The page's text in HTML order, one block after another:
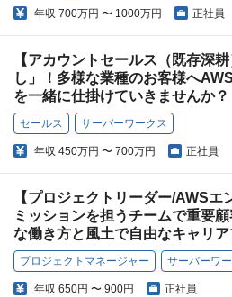
年収 700万円 〜 1000万円 正社員
【アカウントセールス（既存深
し」！多様な業種のお客様へ
を一緒に仕掛けていきませんか？
セールス サーバーワークス
年収 450万円 〜 700万円 正社員
【プロジェクトリーダー/AWS
ミッションを担うチームで重要
な働き方と風土で自由なキャリ
プロジェクトマネージャー サーバーワ
年収 650円 〜 900円 正社員